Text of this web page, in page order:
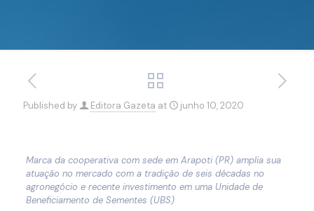
Published by Editora Gazeta at junho 10, 2020
Marca da cooperativa com sede em Arapoti (PR) amplia sua
atuação no mercado com a tradição de seis décadas no
agronegócio e recente investimento em uma Unidade de
Beneficiamento de Sementes (UBS)